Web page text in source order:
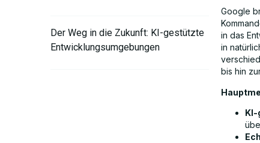
Der Weg in die Zukunft: KI-gestützte
Entwicklungsumgebungen
Google
in das
in
bis hin
KI-